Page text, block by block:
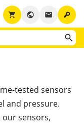
key
email
public
shopping_cart
tested sensors
and pressure.
sensors,